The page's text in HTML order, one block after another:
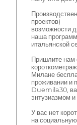
проектов)
возможности
наша
итальянской
Пришлите нам
Милане
проживании и
Duemila30,
энтузиазмом и
У вас нет
на